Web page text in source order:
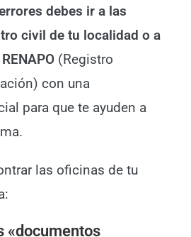
debes ir a las
civil de tu localidad o a
(Registro
con una
para que te ayuden a
las oficinas de tu
«documentos